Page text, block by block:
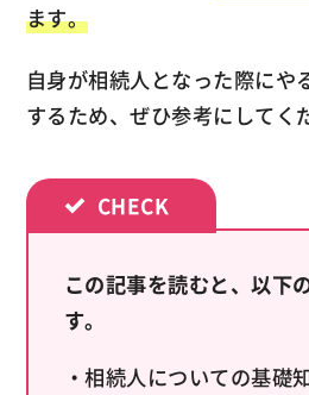
ます。
自身が相続人となった際にや
するため、ぜひ参考にしてく
この記事を読むと、以下
す。
・相続人についての基礎